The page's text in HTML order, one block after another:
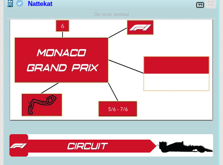
Nattekat
De roze zeekat